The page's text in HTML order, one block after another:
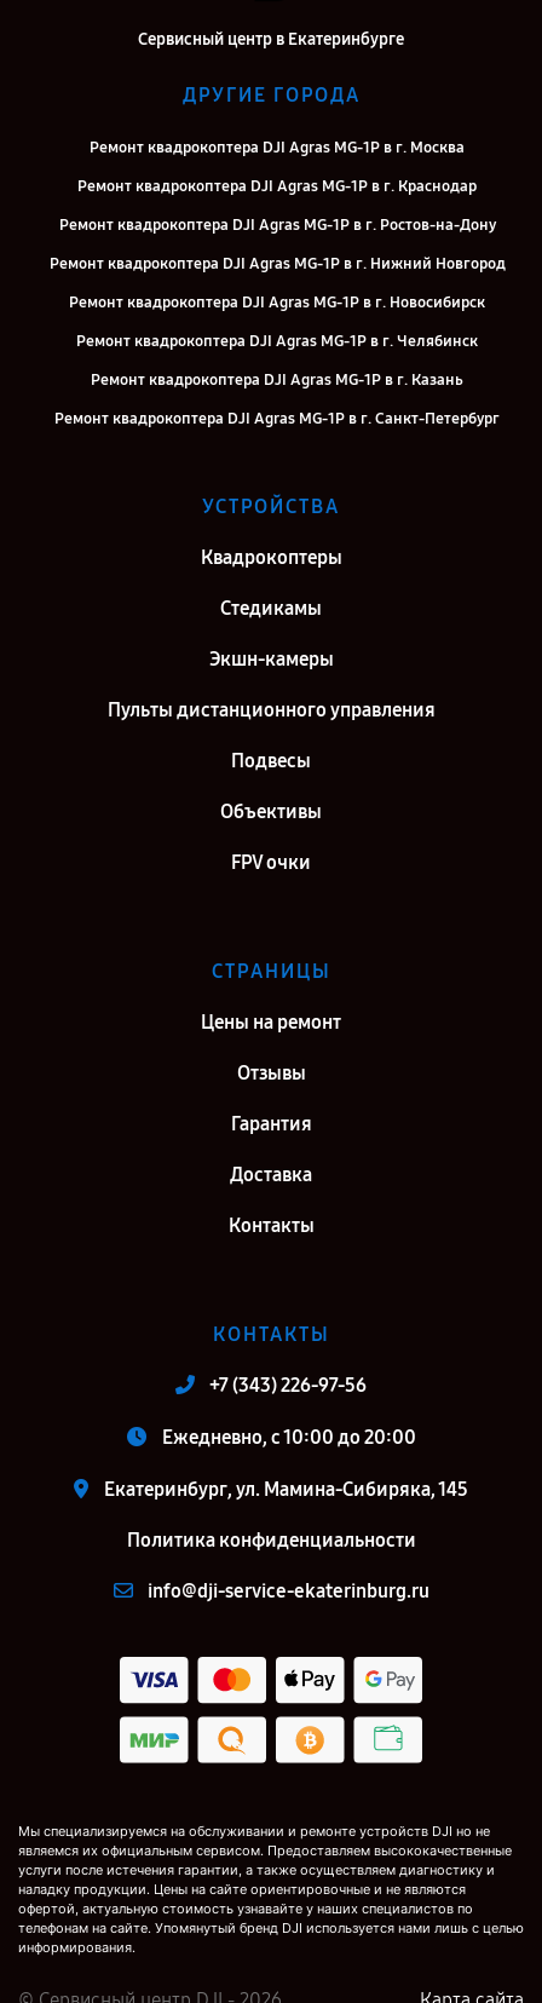
Сервисный центр в Екатеринбурге
ДРУГИЕ ГОРОДА
Ремонт квадрокоптера DJI Agras MG-1P в г. Москва
Ремонт квадрокоптера DJI Agras MG-1P в г. Краснодар
Ремонт квадрокоптера DJI Agras MG-1P в г. Ростов-на-Дону
Ремонт квадрокоптера DJI Agras MG-1P в г. Нижний Новгород
Ремонт квадрокоптера DJI Agras MG-1P в г. Новосибирск
Ремонт квадрокоптера DJI Agras MG-1P в г. Челябинск
Ремонт квадрокоптера DJI Agras MG-1P в г. Казань
Ремонт квадрокоптера DJI Agras MG-1P в г. Санкт-Петербург
УСТРОЙСТВА
Квадрокоптеры
Стедикамы
Экшн-камеры
Пульты дистанционного управления
Подвесы
Объективы
FPV очки
СТРАНИЦЫ
Цены на ремонт
Отзывы
Гарантия
Доставка
Контакты
КОНТАКТЫ
+7 (343) 226-97-56
Ежедневно, с 10:00 до 20:00
Екатеринбург, ул. Мамина-Сибиряка, 145
Политика конфиденциальности
info@dji-service-ekaterinburg.ru
Мы специализируемся на обслуживании и ремонте устройств DJI но не
являемся их официальным сервисом. Предоставляем высококачественные
услуги после истечения гарантии, а также осуществляем диагностику и
наладку продукции. Цены на сайте ориентировочные и не являются
офертой, актуальную стоимость узнавайте у наших специалистов по
телефонам на сайте. Упомянутый бренд DJI используется нами лишь с целью
информирования.